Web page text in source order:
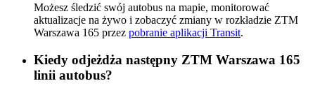
Możesz śledzić swój autobus na mapie, monitorować
aktualizacje na żywo i zobaczyć zmiany w rozkładzie ZTM
Warszawa 165 przez pobranie aplikacji Transit.
Kiedy odjeżdża następny ZTM Warszawa 165
linii autobus?